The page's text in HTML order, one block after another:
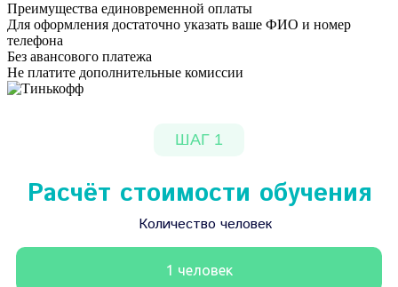
Преимущества единовременной оплаты
Для оформления достаточно указать ваше ФИО и номер
телефона
Без авансового платежа
Не платите дополнительные комиссии